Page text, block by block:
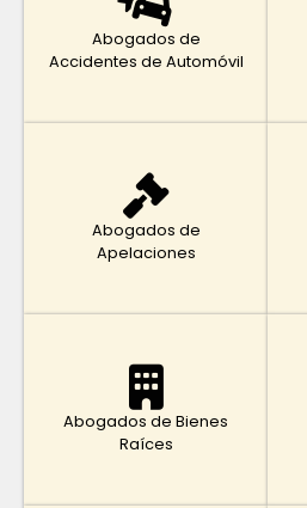
Abogados de
Accidentes de Automóvil
Abogados de
Apelaciones
Abogados de Bienes
Raíces